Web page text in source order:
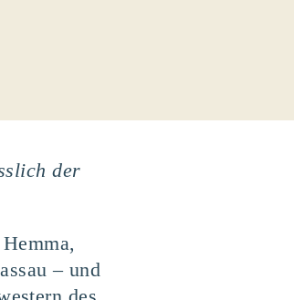
der
– und